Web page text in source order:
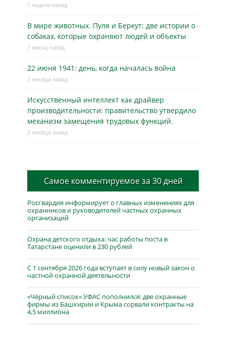
1 неделя назад
В мире животных. Пуля и Беркут: две истории о
собаках, которые охраняют людей и объекты
1 месяц назад
22 июня 1941: день, когда началась война
2 месяца назад
Искусственный интеллект как драйвер
производительности: правительство утвердило
механизм замещения трудовых функций.
2 месяца назад
Самое комментируемое за 30 дней
Росгвардия информирует о главных изменениях для
охранников и руководителей частных охранных
организаций
Охрана детского отдыха: час работы поста в
Татарстане оценили в 230 рублей
С 1 сентября 2026 года вступает в силу новый закон о
частной охранной деятельности
«Чёрный список» УФАС пополнился: две охранные
фирмы из Башкирии и Крыма сорвали контракты на
4,5 миллиона